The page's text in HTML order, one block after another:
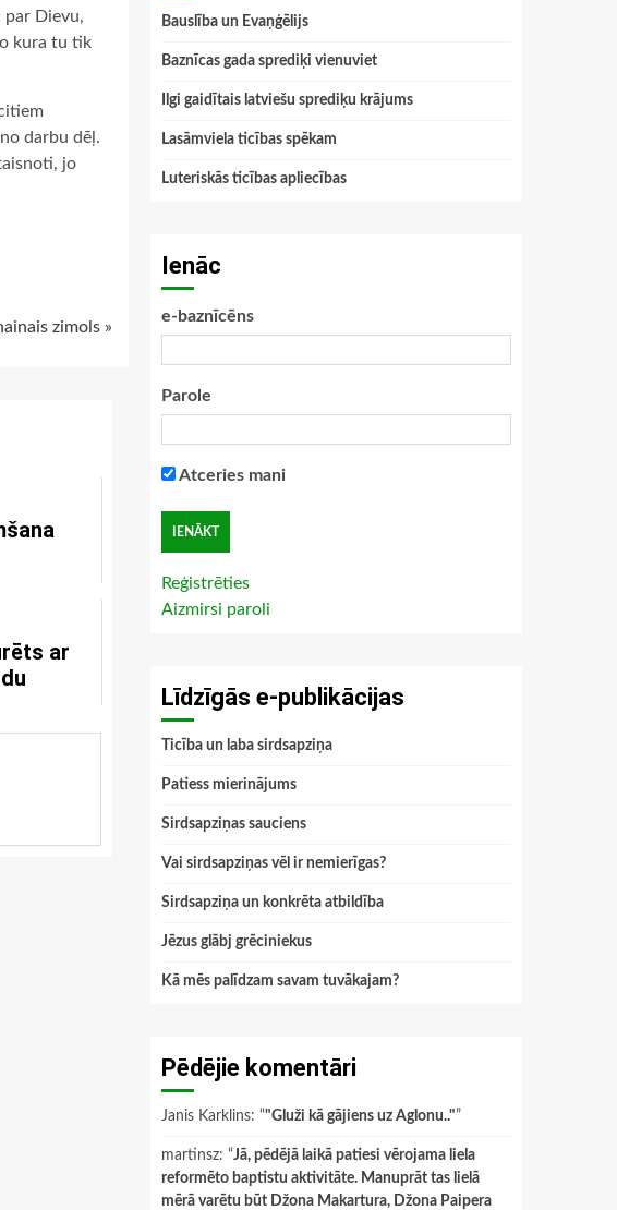
par Dievu,
kura tu tik
darbu dēļ.
jo
zimols »
ar
Bauslība un Evaņģēlijs
Baznīcas gada sprediķi vienuviet
Ilgi gaidītais latviešu sprediķu krājums
Lasāmviela ticības spēkam
Luteriskās ticības apliecības
Ienāc
e-baznīcēns
Parole
Atceries mani
Reģistrēties
Aizmirsi paroli
Līdzīgās e-publikācijas
Ticība un laba sirdsapziņa
Patiess mierinājums
Sirdsapziņas sauciens
Vai sirdsapziņas vēl ir nemierīgas?
Sirdsapziņa un konkrēta atbildība
Jēzus glābj grēciniekus
Kā mēs palīdzam savam tuvākajam?
Pēdējie komentāri
Janis Karklins: “"Gluži kā gājiens uz Aglonu.."”
martinsz: “Jā, pēdējā laikā patiesi vērojama liela
reformēto baptistu aktivitāte. Manuprāt tas lielā
mērā varētu būt Džona Makartura, Džona Paipera